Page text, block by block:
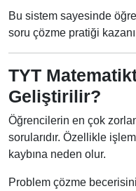
Bu sistem sayesinde
soru çözme pratiği
TYT
Geliştirilir?
Öğrencilerin en çok
sorularıdır. Özellikle
kaybına neden olur.
Problem çözme